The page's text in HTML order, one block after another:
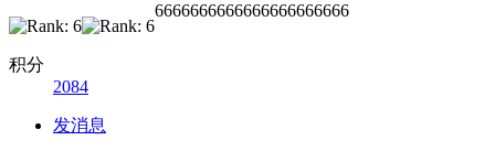
积分
2084
发消息
6666666666666666666666